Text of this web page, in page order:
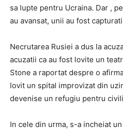
sa lupte pentru Ucraina. Dar ,
au avansat, unii au fost
Necrutarea Rusiei a dus la
acuzatii ca au fost lovite un
Stone a raportat despre o
lovit un spital improvizat din
devenise un refugiu pentru
In cele din urma, s-a incheiat